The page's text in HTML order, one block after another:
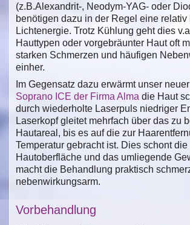
(z.B.Alexandrit-, Neodym-YAG- oder
benötigen dazu in der Regel eine relativ
Lichtenergie. Trotz Kühlung geht dies
Hauttypen oder vorgebräunter Haut oft
starken Schmerzen und häufigen
einher.
Im Gegensatz dazu erwärmt unser neuer
Soprano ICE der Firma Alma die Haut
durch wiederholte Laserpuls niedriger
Laserkopf gleitet mehrfach über das zu
Hautareal, bis es auf die zur
Temperatur gebracht ist. Dies schont die
Hautoberfläche und das umliegende
macht die Behandlung praktisch
nebenwirkungsarm.
Vorbehandlung